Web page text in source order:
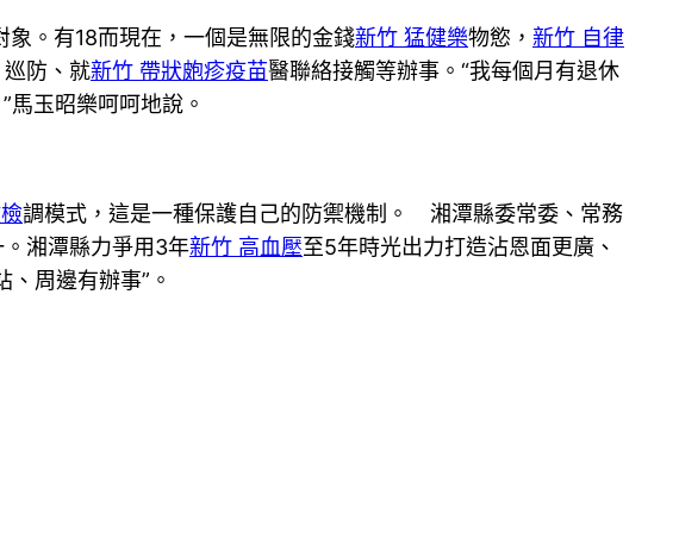
。有18而現在，一個是無限的金錢新竹 猛健樂物慾， 新竹 自律
防、就新竹 帶狀皰疹疫苗醫聯絡接觸等辦事。“我每個月有退休
馬玉昭樂呵呵地說。
調模式，這是一種保護自己的防禦機制。 湘潭縣委常委、常務
湘潭縣力爭用3年新竹 高血壓至5年時光出力打造沾恩面更廣、
周邊有辦事”。